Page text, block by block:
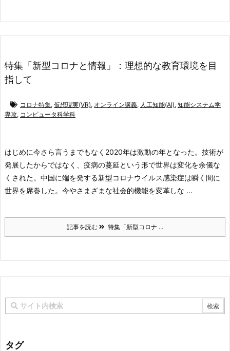
特集「新型コロナと情報」：理想的な教育環境を目
指して
コロナ特集, 仮想現実(VR), オンライン講義, 人工知能(AI), 知能システム学
専攻, コンピュータ科学科
はじめに今さら言うまでもなく2020年は激動の年となった。技術が
発展したからではなく、疫病の蔓延という形で世界は変化を余儀な
くされた。中国に端を発する新型コロナウイルス感染症は瞬く間に
世界を席巻した。今やさまざまな社会的機能を変革しな ...
記事を読む 特集「新型コロナ ...
タグ